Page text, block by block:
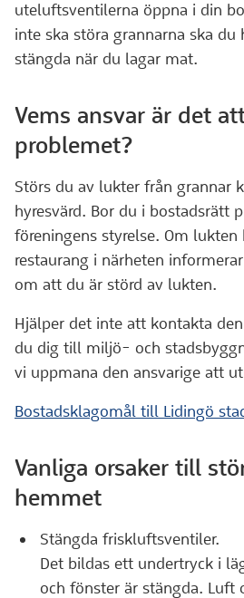
uteluftsventilerna öppna i din
inte ska störa grannarna ska du
stängda när du lagar mat.
Vems ansvar är det
problemet?
Störs du av lukter från grannar
hyresvärd. Bor du i bostadsrätt
föreningens styrelse. Om
restaurang i närheten
om att du är störd av lukten.
Hjälper det inte att kontakta
du dig till miljö- och
vi uppmana den ansvarige att
Bostadsklagomål till Lidingö
Vanliga orsaker till
hemmet
Stängda friskluftsventiler.
Det bildas ett undertryck i
och fönster är stängda. Luft